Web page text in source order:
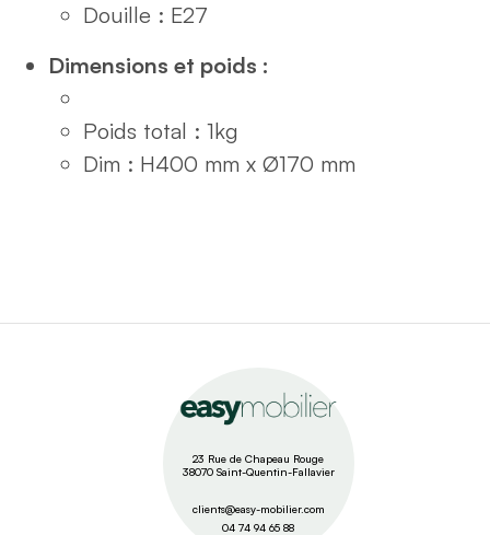
Douille : E27
Dimensions et poids :
Poids total : 1kg
Dim : H400 mm x Ø170 mm
23 Rue de Chapeau Rouge
38070 Saint-Quentin-Fallavier
clients@easy-mobilier.com
04 74 94 65 88